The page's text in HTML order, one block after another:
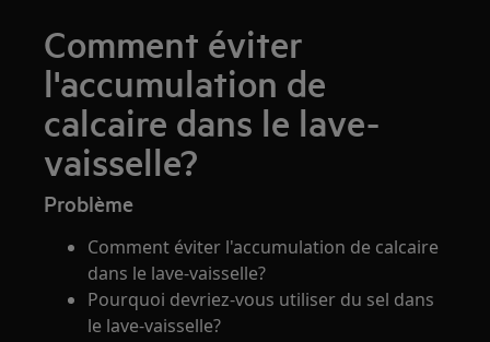
Comment éviter
l'accumulation de
calcaire dans le lave-
vaisselle?
Problème
Comment éviter l'accumulation de calcaire
dans le lave-vaisselle?
Pourquoi devriez-vous utiliser du sel dans
le lave-vaisselle?